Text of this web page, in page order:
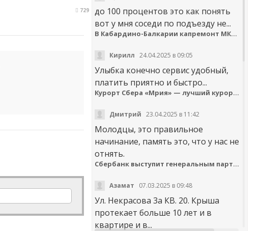
729
до 100 процентов это как понять
вот у мня соседи по подъезду не...
В Кабардино-Балкарии капремонт МКД идёт с опережением графика
Кирилл 24.04.2025 в 09:05
Улыбка конечно сервис удобный,
платить приятно и быстро...
Курорт Сбера «Мрия» — лучший курортный отель по версии Russian Hospitality Awards
Дмитрий 23.04.2025 в 11:42
Молодцы, это правильное
начинание, память это, что у нас не
отнять.
Сбербанк выступит генеральным партнером онлайн-шествия «Бессмертный полк»
Азамат 07.03.2025 в 09:48
Ул. Некрасова 3а КВ. 20. Крыша
протекает больше 10 лет и в
квартире и в...